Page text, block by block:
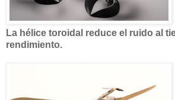
La hélice toroidal reduce el ruido al
rendimiento.